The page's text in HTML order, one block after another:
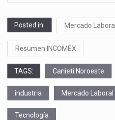
Posted in: Mercado Laboral
Resumen INCOMEX
TAGS: Canieti Noroeste
industria Mercado Laboral
Tecnología